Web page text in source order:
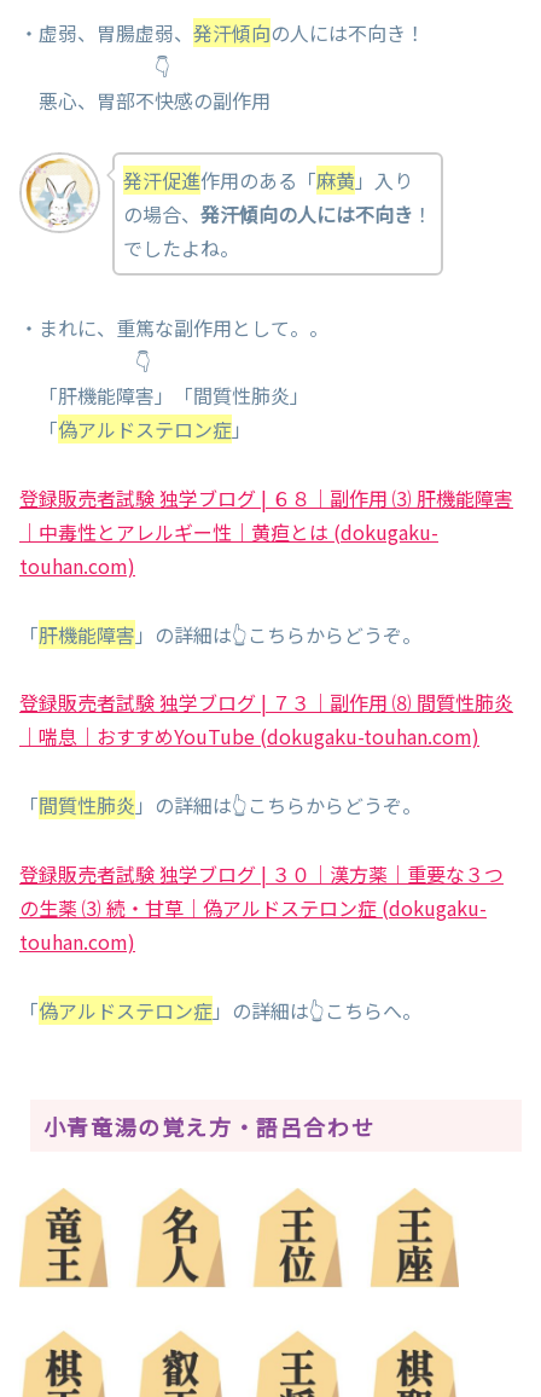
・虚弱、胃腸虚弱、 発汗傾向の人には不向き！
👇
悪心、胃部不快感の副作用
発汗促進作用のある「麻黄 」入り
の場合、 発汗傾向の人には不向き ！
でしたよね。
・まれに、重篤な副作用として。。
👇
「肝機能障害」「間質性肺炎」
「偽アルドステロン症」
登録販売者試験 独学ブログ | ６８｜副作用 ⑶ 肝機能障害
｜中毒性とアレルギー性｜黄疸とは (dokugaku-
touhan.com)
「肝機能障害 」の詳細は👆こちらからどうぞ。
登録販売者試験 独学ブログ | ７３｜副作用 ⑻ 間質性肺炎
｜喘息｜おすすめYouTube (dokugaku-touhan.com)
「間質性肺炎 」の詳細は👆こちらからどうぞ。
登録販売者試験 独学ブログ | ３０｜漢方薬｜重要な３つ
の生薬 ⑶ 続・甘草｜偽アルドステロン症 (dokugaku-
touhan.com)
「偽アルドステロン症」の詳細は👆こちらへ。
小青竜湯の覚え方・語呂合わせ